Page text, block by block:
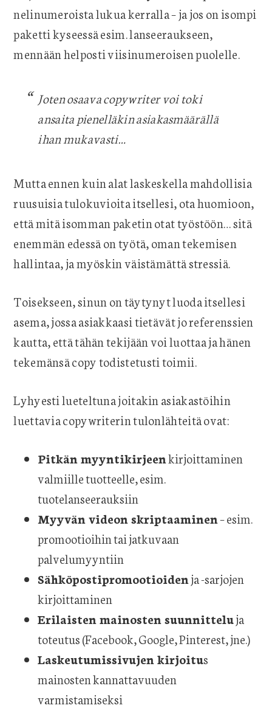
nelinumeroista lukua kerralla – ja jos on isompi
paketti kyseessä esim. lanseeraukseen,
mennään helposti viisinumeroisen puolelle.
Joten osaava copywriter voi toki
ansaita pienelläkin asiakasmäärällä
ihan mukavasti…
Mutta ennen kuin alat laskeskella mahdollisia
ruusuisia tulokuvioita itsellesi, ota huomioon,
että mitä isomman paketin otat työstöön… sitä
enemmän edessä on työtä, oman tekemisen
hallintaa, ja myöskin väistämättä stressiä.
Toisekseen, sinun on täytynyt luoda itsellesi
asema, jossa asiakkaasi tietävät jo referenssien
kautta, että tähän tekijään voi luottaa ja hänen
tekemänsä copy todistetusti toimii.
Lyhyesti lueteltuna joitakin asiakastöihin
luettavia copywriterin tulonlähteitä ovat:
Pitkän myyntikirjeenkirjoittaminen
valmiille tuotteelle, esim.
tuotelanseerauksiin
Myyvän videon skriptaaminen– esim.
promootioihin tai jatkuvaan
palvelumyyntiin
Sähköpostipromootioidenja -sarjojen
kirjoittaminen
Erilaisten mainosten suunnitteluja
toteutus (Facebook, Google, Pinterest, jne.)
Laskeutumissivujen kirjoitus
mainosten kannattavuuden
varmistamiseksi